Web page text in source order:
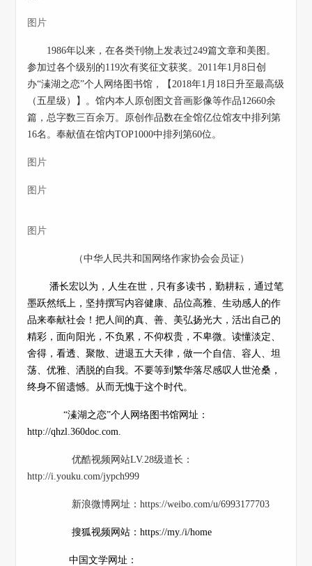
图片
1986年以来，在各类刊物上发表过249篇文章和美图。
参加过各个级别的119次有奖征文获奖。2011年1月8日创
办“溱湖之恋”个人网络图书馆，【2018年1月18日升至最高级
（五星级）】。馆内本人原创图文音画影像等作品12660余
篇，总字数三百余万。原创作品数在全馆亿位馆友中排列第
16名。奉献值在馆内TOP1000中排列第60位。
图片
图片
图片
（中华人民共和国网络作家协会会员证）
潘长宏以为，人生在世，只有多读书，勤耕耘，通过笔
墨跃然纸上，坚持撰写内容健康、品位高雅、生动感人的作
品来奉献社会！把人间的真、善、美弘扬光大，活出自己的
精彩，面向阳光，不负累，不仰权贵，不卑微。读懂淡定、
舍得，看透、聚散、进退五大天律，做一个自信、容人、坦
荡、优雅、洒脱的自我。不要等到繁华落尽感叹人世沧桑，
终身不留遗憾。从而无愧于这个时代。
“溱湖之恋”个人网络图书馆网址：
http://qhzl.360doc.com.
优酷视频网站LV.28级道长：
http://i.youku.com/jypch999
新浪微博网址：https://weibo.com/u/6993177703
搜狐视频网站：https://my./i/home
中国文学网址：